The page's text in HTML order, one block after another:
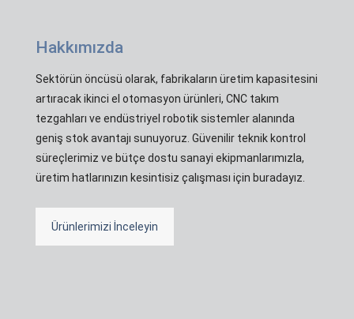
Hakkımızda
Sektörün öncüsü olarak, fabrikaların üretim kapasitesini
artıracak ikinci el otomasyon ürünleri, CNC takım
tezgahları ve endüstriyel robotik sistemler alanında
geniş stok avantajı sunuyoruz. Güvenilir teknik kontrol
süreçlerimiz ve bütçe dostu sanayi ekipmanlarımızla,
üretim hatlarınızın kesintisiz çalışması için buradayız.
Ürünlerimizi İnceleyin